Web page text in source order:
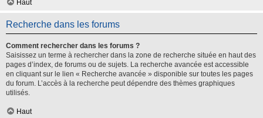
Haut
Recherche dans les forums
Comment rechercher dans les forums ?
Saisissez un terme à rechercher dans la zone de recherche située en haut des
pages d’index, de forums ou de sujets. La recherche avancée est accessible
en cliquant sur le lien « Recherche avancée » disponible sur toutes les pages
du forum. L’accès à la recherche peut dépendre des thèmes graphiques
utilisés.
Haut